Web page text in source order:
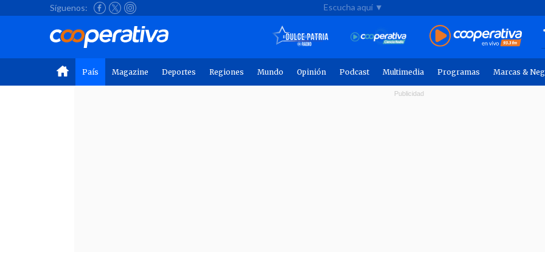
Síguenos: Escucha aquí ▼
País Magazine Deportes Regiones Mundo Opinión Podcast Multimedia Programas Marcas &